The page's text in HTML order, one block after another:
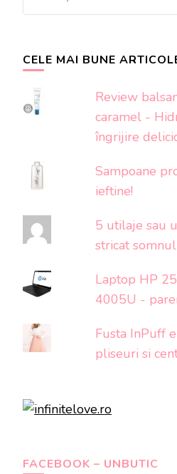
ceva?
CELE MAI BUNE
Review
caramel -
îngrijire
Sampoane
ieftine!
5 utilaje sau
stricat
Laptop HP
4005U -
Fusta InPuff
pliseuri si
FACEBOOK – UNBUTIC